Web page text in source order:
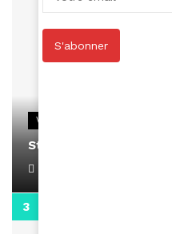
VIDEOS
Stacy passe un message
S'abonner